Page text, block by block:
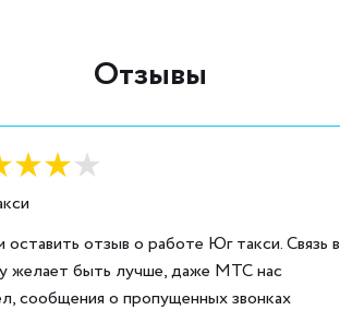
Отзывы
оставить отзыв о работе Юг такси. Связь в
желает быть лучше, даже МТС нас
сообщения о пропущенных звонках